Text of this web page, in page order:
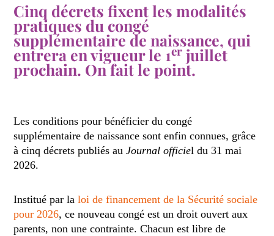
Cinq décrets fixent les modalités
pratiques du congé
supplémentaire de naissance, qui
entrera en vigueur le 1er juillet
prochain. On fait le point.
Les conditions pour bénéficier du congé
supplémentaire de naissance sont enfin connues, grâce
à cinq décrets publiés auJournal officiel du 31 mai
2026.
Institué par laloi de financement de la Sécurité sociale
pour 2026, ce nouveau congé est un droit ouvert aux
parents, non une contrainte. Chacun est libre de